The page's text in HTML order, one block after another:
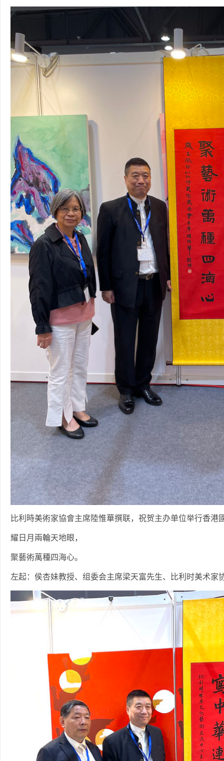
比利時美術家協會主席陸惟華撰联，祝贺主办单位举行香港
耀日月兩輪天地眼，
聚藝術萬種四海心。
左起：侯杏妹教授、组委会主席梁天富先生、比利时美术家